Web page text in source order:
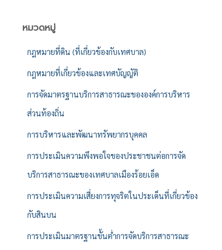
หมวดหมู่
กฎหมายที่ดิน (ที่เกี่ยวข้องกับเทศบาล)
กฎหมายที่เกี่ยวข้องและเทศบัญญัติ
การจัดมาตรฐานบริการสาธารณะขององค์การบริหาร
ส่วนท้องถิ่น
การบริหารและพัฒนาทรัพยากรบุคคล
การประเมินความพึงพอใจของประชาชนต่อการจัด
บริการสาธารณะของเทศบาลเมืองร้อยเอ็ด
การประเมินความเสี่ยงการทุจริตในประเด็นที่เกี่ยวข้อง
กับสินบน
การประเมินมาตรฐานขั้นต่ำการจัดบริการสาธารณะ